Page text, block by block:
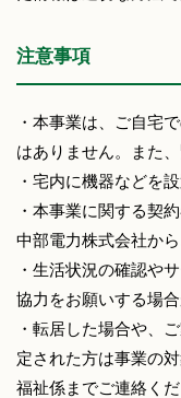
注意事項
・本事業は、ご自宅
はありません。また
・宅内に機器などを
・本事業に関する契
中部電力株式会社か
・生活状況の確認や
協力をお願いする場合
・転居した場合や、
定された方は事業の
福祉係までご連絡くだ